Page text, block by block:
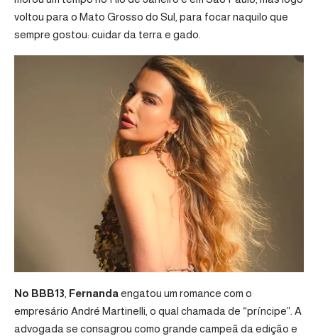
voltou para o Mato Grosso do Sul, para focar naquilo que
sempre gostou: cuidar da terra e gado.
No BBB13 Fernanda engatou um romance com o
empresário André Martinelli, o qual chamada de “príncipe”. A
advogada se consagrou como grande campeã da edição e